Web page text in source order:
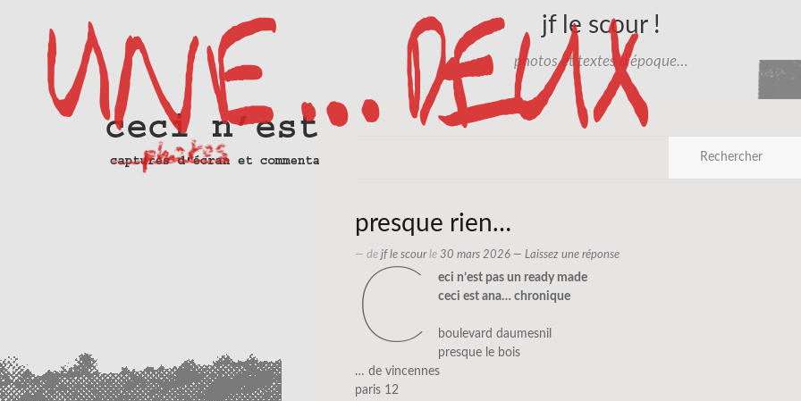
jf le scour !
photos et textes d'époque…
presque rien…
— de jf le scourle 30 mars 2026 — Laissez une réponse
c
eci n’est pas un ready made
ceci est ana… chronique
boulevard daumesnil
presque le bois
… de vincennes
paris 12